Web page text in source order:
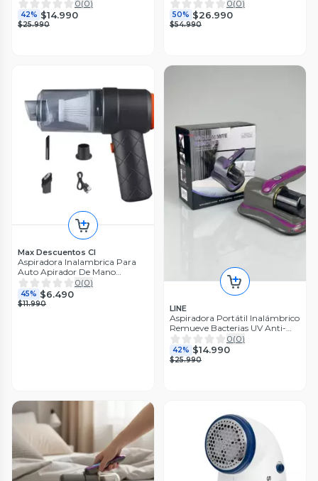
Ácaros Portátil0(0)
42% $14.990
$25.990
B2C
0(0)
50% $26.990
$54.990
Max Descuentos Cl
Aspiradora Inalambrica Para
Auto Apirador De Mano
Recargable
0(0)
45% $6.490
$11.990 LINE
Aspiradora Portátil Inalámbrico
Remueve Bacterias UV Anti-
Ácaros
0(0)
42% $14.990
$25.990